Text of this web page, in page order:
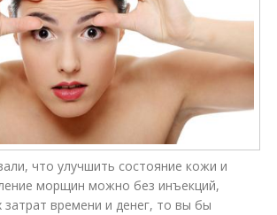
что улучшить состояние кожи и
морщин можно без инъекций,
времени и денег, то вы бы